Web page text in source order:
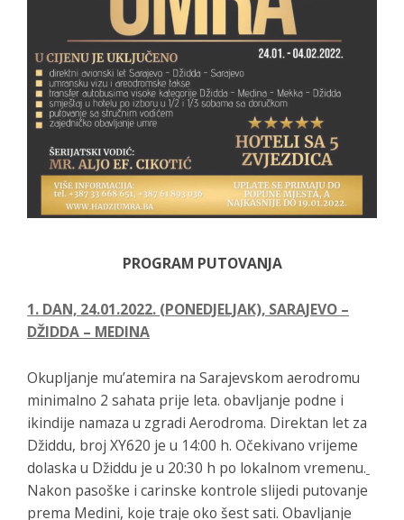
PROGRAM PUTOVANJA
1. DAN, 24.01.2022. (PONEDJELJAK), SARAJEVO –
DŽIDDA – MEDINA
Okupljanje mu’atemira na Sarajevskom aerodromu
minimalno 2 sahata prije leta. obavljanje podne i
ikindije namaza u zgradi Aerodroma. Direktan let za
Džiddu, broj XY620 je u 14:00 h. Očekivano vrijeme
dolaska u Džiddu je u 20:30 h po lokalnom vremenu.
Nakon pasoške i carinske kontrole slijedi putovanje
prema Medini, koje traje oko šest sati. Obavljanje